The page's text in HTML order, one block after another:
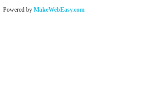
Powered by MakeWebEasy.com